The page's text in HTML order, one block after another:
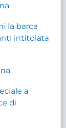
la barca
intitolata
a
di